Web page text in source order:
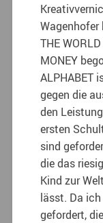
Wagenhofer
THE
MONEY
ALPHABET
gegen die
den
ersten
sind
die das
Kind zur
lässt. Da
gefordert,